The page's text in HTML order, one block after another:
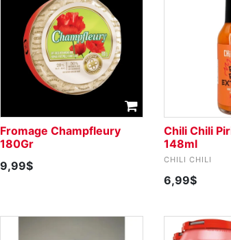
Fromage Champfleury
180Gr
9,99$
Chili Chili
148ml
CHILI CHILI
6,99$